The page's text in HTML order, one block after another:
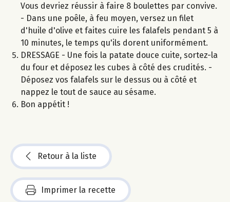
Vous devriez réussir à faire 8 boulettes par convive.
- Dans une poêle, à feu moyen, versez un filet
d'huile d'olive et faites cuire les falafels pendant 5 à
10 minutes, le temps qu'ils dorent uniformément.
DRESSAGE - Une fois la patate douce cuite, sortez-la
du four et déposez les cubes à côté des crudités. -
Déposez vos falafels sur le dessus ou à côté et
nappez le tout de sauce au sésame.
Bon appétit !
Retour à la liste
Imprimer la recette